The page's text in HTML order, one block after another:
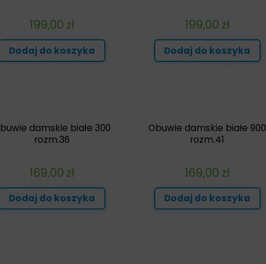
199,00 zł
Dodaj do koszyka
199,00 zł
Dodaj do koszyka
damskie białe 300
rozm.36
169,00 zł
Dodaj do koszyka
Obuwie damskie białe 900
rozm.41
169,00 zł
Dodaj do koszyka